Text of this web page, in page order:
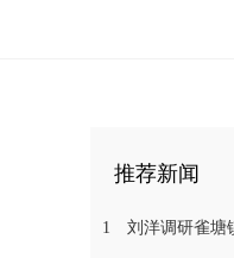
推荐新闻
1 刘洋调研雀塘镇经济社